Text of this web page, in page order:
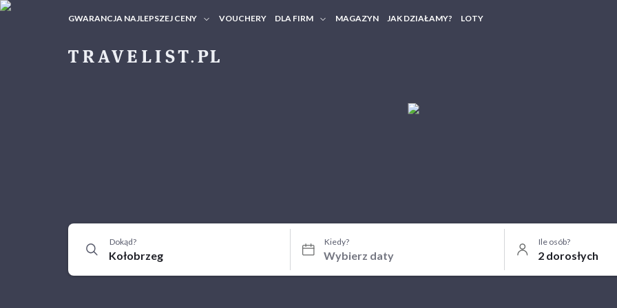
GWARANCJA NAJLEPSZEJ CENY VOUCHERY DLA FIRM MAGAZYN JAK DZIAŁAMY? LOTY
Dokąd? Kiedy? Ile osób?